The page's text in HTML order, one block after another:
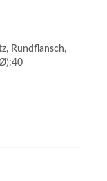
Rundflansch,